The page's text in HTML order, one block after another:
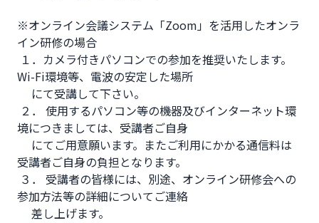
※オンライン会議システム「Zoom」を活用したオンラ
イン研修の場合
Wi-Fi環境等、電波の安定した場所
境につきましては、受講者ご自身
受講者ご自身の負担となります。
参加方法等の詳細についてご連絡